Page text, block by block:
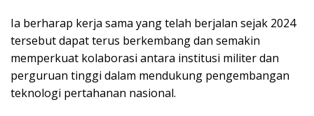
Ia berharap kerja sama yang telah berjalan sejak 2024
tersebut dapat terus berkembang dan semakin
memperkuat kolaborasi antara institusi militer dan
perguruan tinggi dalam mendukung pengembangan
teknologi pertahanan nasional.